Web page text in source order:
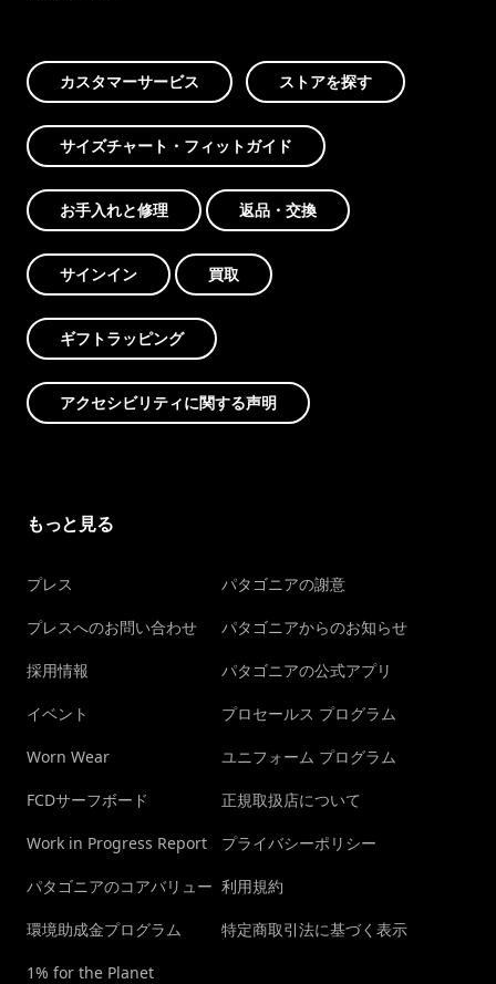
カスタマーサービス ストアを探す
サイズチャート・フィットガイド
お手入れと修理 返品・交換
サインイン 買取
ギフトラッピング
アクセシビリティに関する声明
もっと見る
プレス
プレスへのお問い合わせ
採用情報
イベント
Worn Wear
FCDサーフボード
Work in Progress Report
パタゴニアのコアバリュー
環境助成金プログラム
1% for the Planet
パタゴニアの謝意
パタゴニアからのお知らせ
パタゴニアの公式アプリ
プロセールス プログラム
ユニフォーム プログラム
正規取扱店について
プライバシーポリシー
利用規約
特定商取引法に基づく表示